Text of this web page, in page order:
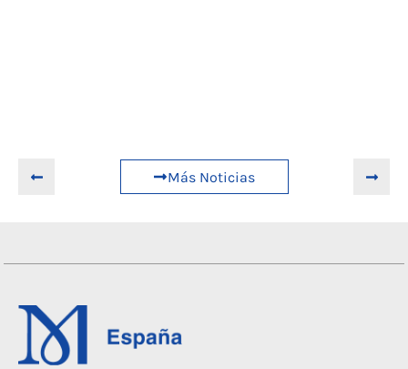
Más Noticias